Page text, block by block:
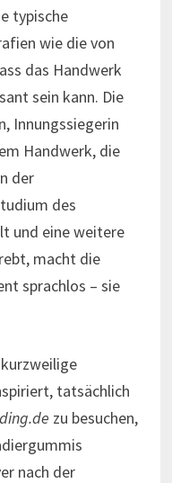
typische
wie die von
das Handwerk
sein kann. Die
Innungssiegerin
Handwerk, die
der
des
und eine weitere
macht die
sprachlos – sie
tatsächlich
zu besuchen,
nach der